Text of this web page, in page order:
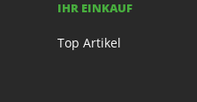
IHR EINKAUF
Top Artikel